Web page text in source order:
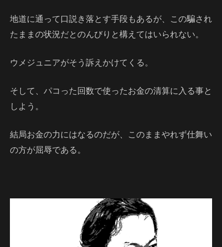
地道に通って口説き落とす手段もあるが、この騙され
たままの状況だとのんびりと構えてはいられない。
ウメジュニアがそう訴えかけてくる。
そして、パコった回数で使ったお金の清算に入る事と
しよう。
結局お金の力にはなるのだが、このままやれず仕舞い
の方が屈辱である。